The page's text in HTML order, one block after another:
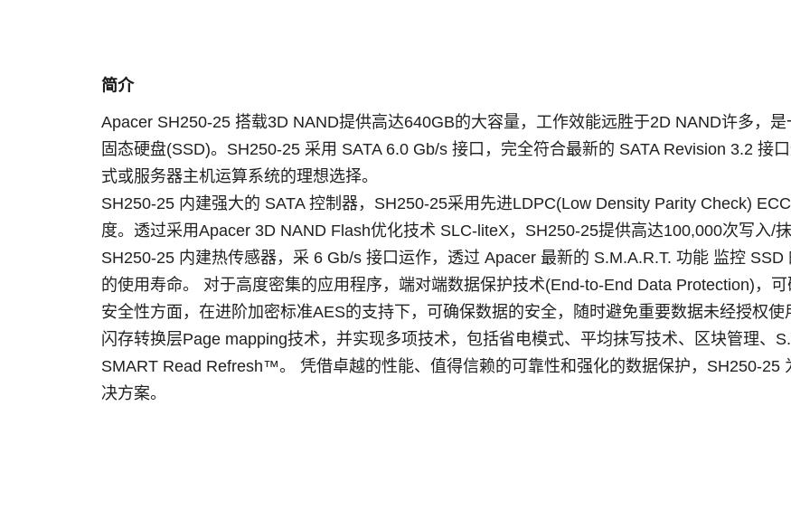
简介
Apacer SH250-25 搭载3D NAND提供高达640GB的大容量，工作效能远胜于2D NAND许多，
固态硬盘(SSD)。SH250-25 采用 SATA 6.0 Gb/s 接口，完全符合最新的 SATA Revision 3.2 接
式或服务器主机运算系统的理想选择。
SH250-25 内建强大的 SATA 控制器，SH250-25采用先进LDPC(Low Density Parity Check)
度。透过采用Apacer 3D NAND Flash优化技术 SLC-liteX，SH250-25提供高达100,000次写入/
SH250-25 内建热传感器，采 6 Gb/s 接口运作，透过 Apacer 最新的 S.M.A.R.T. 功能 监控
的使用寿命。 对于高度密集的应用程序，端对端数据保护技术(End-to-End Data Protection)，
安全性方面，在进阶加密标准AES的支持下，可确保数据的安全，随时避免重要数据未经授权
闪存转换层Page mapping技术，并实现多项技术，包括省电模式、平均抹写技术、区块管理、
SMART Read Refresh™。 凭借卓越的性能、值得信赖的可靠性和强化的数据保护，SH250-25
决方案。